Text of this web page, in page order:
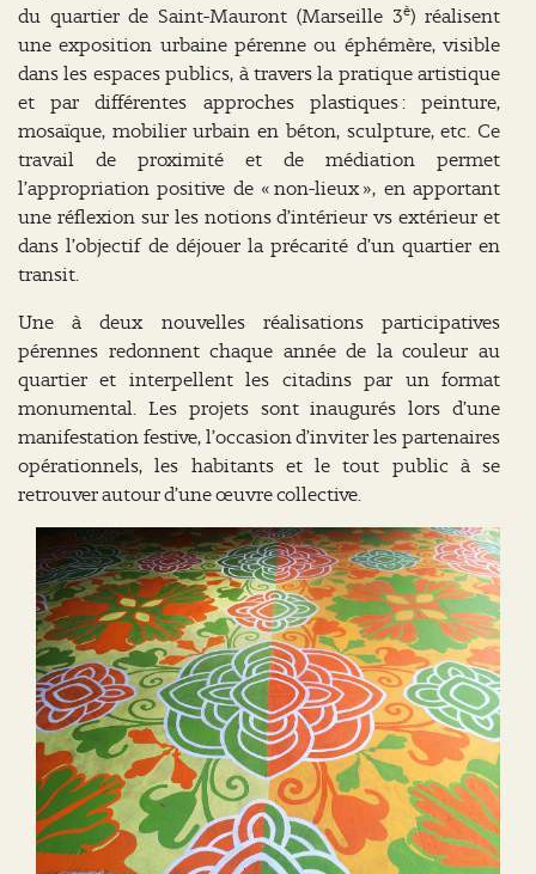
du quartier de Saint-Mauront (Marseille 3è) réalisent
une exposition urbaine pérenne ou éphémère, visible
dans les espaces publics, à travers la pratique artistique
et par différentes approches plastiques : peinture,
mosaïque, mobilier urbain en béton, sculpture, etc. Ce
travail de proximité et de médiation permet
l’appropriation positive de « non-lieux », en apportant
une réflexion sur les notions d’intérieur vs extérieur et
dans l’objectif de déjouer la précarité d’un quartier en
transit.
Une à deux nouvelles réalisations participatives
pérennes redonnent chaque année de la couleur au
quartier et interpellent les citadins par un format
monumental. Les projets sont inaugurés lors d’une
manifestation festive, l’occasion d’inviter les partenaires
opérationnels, les habitants et le tout public à se
retrouver autour d’une œuvre collective.